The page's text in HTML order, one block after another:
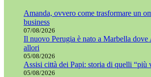
Amanda, ovvero come trasformare un
business
07/08/2026
Il nuovo Perugia è nato a Marbella
allori
05/08/2026
Assisi città dei Papi: storia di quelli “più
05/08/2026